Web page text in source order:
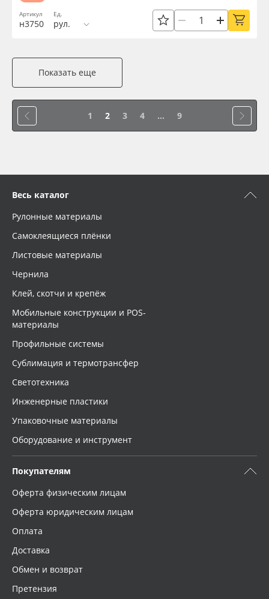
Артикул
н3750
Ед.
рул.
Показать еще
1 2 3 4 ... 9
Весь каталог
Рулонные материалы
Самоклеящиеся плёнки
Листовые материалы
Чернила
Клей, скотчи и крепёж
Мобильные конструкции и POS-
материалы
Профильные системы
Сублимация и термотрансфер
Светотехника
Инженерные пластики
Упаковочные материалы
Оборудование и инструмент
Покупателям
Оферта физическим лицам
Оферта юридическим лицам
Оплата
Доставка
Обмен и возврат
Претензия